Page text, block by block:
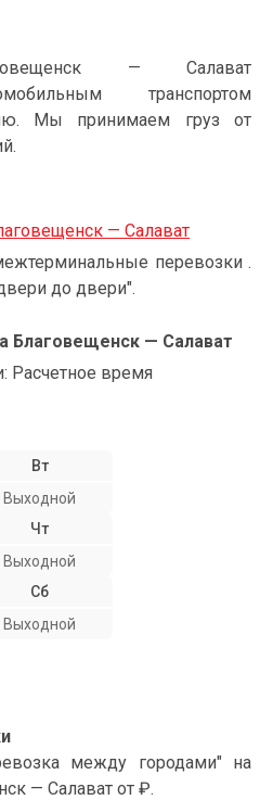
— Салават
транспортом
Мы принимаем груз от
— Салават
перевозки .
до двери".
Благовещенск — Салават
Расчетное время
Вт
Выходной
Чт
Выходной
Сб
Выходной
между городами" на
— Салават от ₽.